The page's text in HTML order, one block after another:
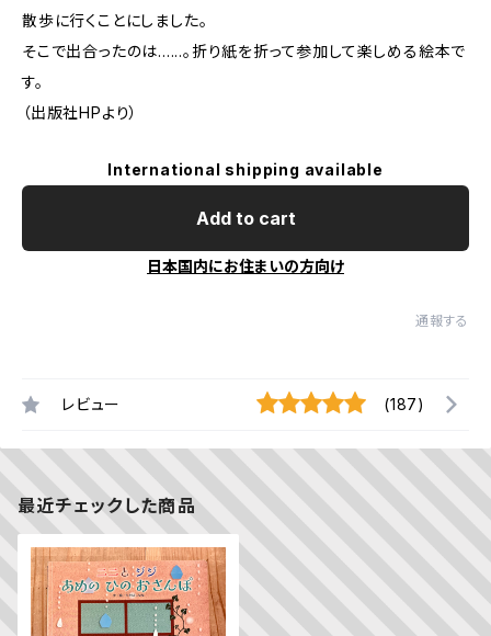
散歩に行くことにしました。
そこで出合ったのは......。折り紙を折って参加して楽しめる絵本で
す。
（出版社HPより）
International shipping available
Add to cart
日本国内にお住まいの方向け
通報する
レビュー (187)
最近チェックした商品